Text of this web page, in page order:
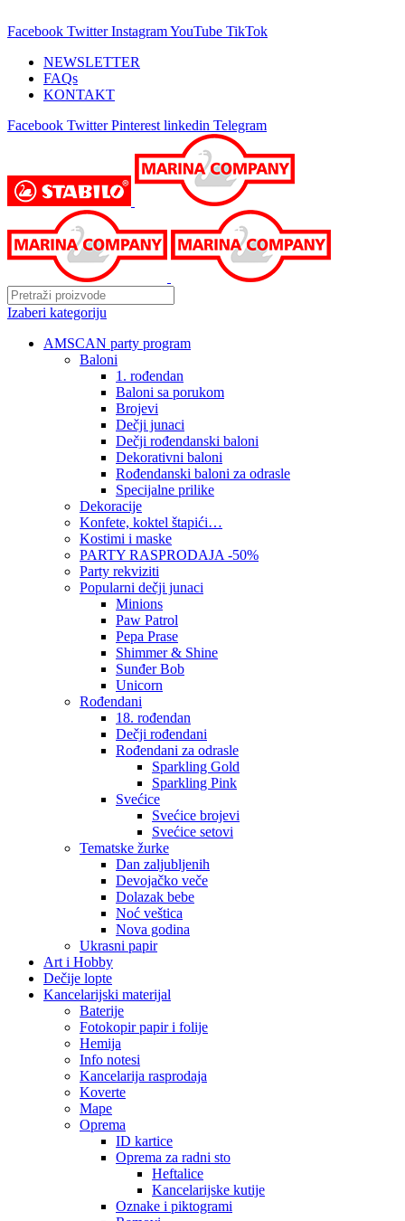
Facebook Twitter InstagramYouTube TikTok
NEWSLETTER
FAQs
KONTAKT
Facebook Twitter Pinterest linkedin Telegram
Izaberi kategoriju
AMSCAN party program
Baloni
1. rođendan
Baloni sa porukom
Brojevi
Dečji junaci
Dečji rođendanski baloni
Dekorativni baloni
Rođendanski baloni za odrasle
Specijalne prilike
Dekoracije
Konfete, koktel štapići…
Kostimi i maske
PARTY RASPRODAJA -50%
Party rekviziti
Popularni dečji junaci
Minions
Paw Patrol
Pepa Prase
Shimmer & Shine
Sunđer Bob
Unicorn
Rođendani
18. rođendan
Dečji rođendani
Rođendani za odrasle
Sparkling Gold
Sparkling Pink
Svećice
Svećice brojevi
Svećice setovi
Tematske žurke
Dan zaljubljenih
Devojačko veče
Dolazak bebe
Noć veštica
Nova godina
Ukrasni papir
Art i Hobby
Dečije lopte
Kancelarijski materijal
Baterije
Fotokopir papir i folije
Hemija
Info notesi
Kancelarija rasprodaja
Koverte
Mape
Oprema
ID kartice
Oprema za radni sto
Heftalice
Kancelarijske kutije
Oznake i piktogrami